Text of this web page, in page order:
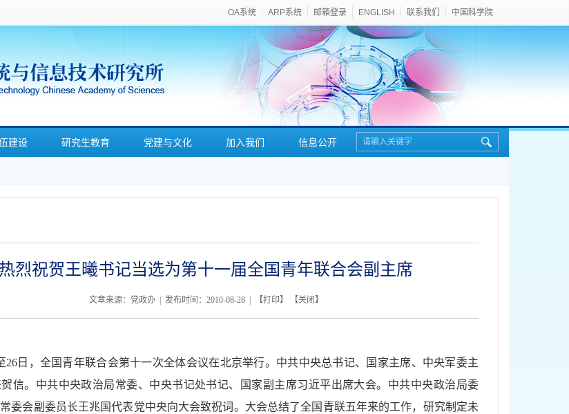
OA系统 ARP系统 邮箱登录 ENGLISH 联系我们 中国科学院
建设 研究生教育 党建与文化 加入我们 信息公开
热烈祝贺王曦书记当选为第十一届全国青年联合会副主席
文章来源：党政办 | 发布时间：2010-08-28 | 【打印】 【关闭 】
26日，全国青年联合会第十一次全体会议在北京举行。中共中央总书记、国家主席、中央军委主
信。中共中央政治局常委、中央书记处书记、国家副主席习近平出席大会。中共中央政治局委
委会副委员长王兆国代表党中央向大会致祝词。大会总结了全国青联五年来的工作，研究制定未